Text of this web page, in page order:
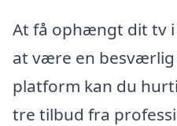
At få ophængt dit tv i
at være en besværlig
platform kan du
tre tilbud fra